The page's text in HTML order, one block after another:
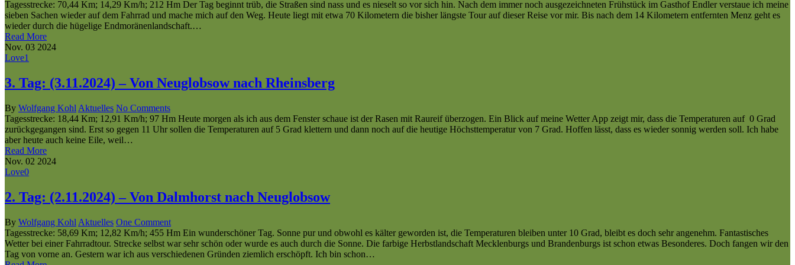
Tagesstrecke: 70,44 Km; 14,29 Km/h; 212 Hm Der Tag beginnt trüb, die Straßen sind nass und es nieselt so vor sich hin. Nach dem immer noch ausgezeichneten Frühstück im Gasthof Endler verstaue ich meine
sieben Sachen wieder auf dem Fahrrad und mache mich auf den Weg. Heute liegt mit etwa 70 Kilometern die bisher längste Tour auf dieser Reise vor mir. Bis nach dem 14 Kilometern entfernten Menz geht es
wieder durch die hügelige Endmoränenlandschaft.…
Read More
Nov. 03 2024
Love1
3. Tag: (3.11.2024) – Von Neuglobsow nach Rheinsberg
By Wolfgang Kohl Aktuelles No Comments
Tagesstrecke: 18,44 Km; 12,91 Km/h; 97 Hm Heute morgen als ich aus dem Fenster schaue ist der Rasen mit Raureif überzogen. Ein Blick auf meine Wetter App zeigt mir, dass die Temperaturen auf 0 Grad
zurückgegangen sind. Erst so gegen 11 Uhr sollen die Temperaturen auf 5 Grad klettern und dann noch auf die heutige Höchsttemperatur von 7 Grad. Hoffen lässt, dass es wieder sonnig werden soll. Ich habe
aber heute auch keine Eile, weil…
Read More
Nov. 02 2024
Love0
2. Tag: (2.11.2024) – Von Dalmhorst nach Neuglobsow
By Wolfgang Kohl Aktuelles One Comment
Tagesstrecke: 58,69 Km; 12,82 Km/h; 455 Hm Ein wunderschöner Tag. Sonne pur und obwohl es kälter geworden ist, die Temperaturen bleiben unter 10 Grad, bleibt es doch sehr angenehm. Fantastisches
Wetter bei einer Fahrradtour. Strecke selbst war sehr schön oder wurde es auch durch die Sonne. Die farbige Herbstlandschaft Mecklenburgs und Brandenburgs ist schon etwas Besonderes. Doch fangen wir den
Tag von vorne an. Gestern war ich aus verschiedenen Gründen ziemlich erschöpft. Ich bin schon…